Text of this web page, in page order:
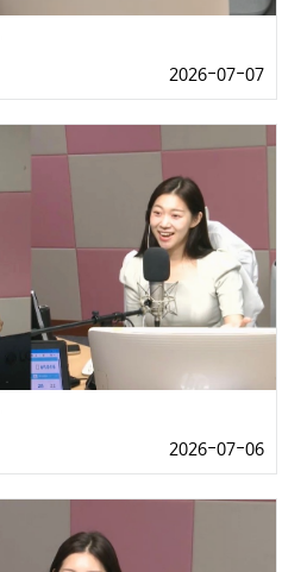
2026-07-07
2026-07-06